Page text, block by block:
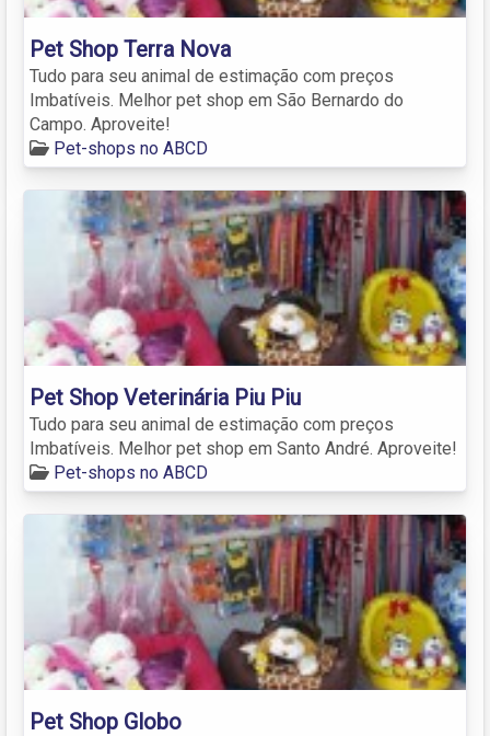
Pet Shop Terra Nova
Tudo para seu animal de estimação com preços
Imbatíveis. Melhor pet shop em São Bernardo do
Campo. Aproveite!
Pet-shops no ABCD
Pet Shop Veterinária Piu Piu
Tudo para seu animal de estimação com preços
Imbatíveis. Melhor pet shop em Santo André. Aproveite!
Pet-shops no ABCD
Pet Shop Globo